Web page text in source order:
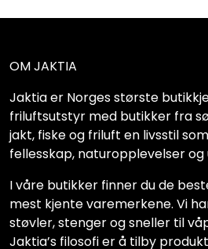
OM JAKTIA
Jaktia er Norges største
friluftsutstyr med butikker fra
jakt, fiske og friluft en livsstil
fellesskap, naturopplevelser
I våre butikker finner du de
mest kjente varemerkene. Vi
støvler, stenger og sneller til
Jaktia’s filosofi er å tilby